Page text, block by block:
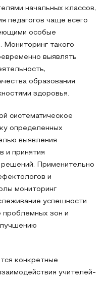
начальных классов,
педагогов чаще всего
особые
Мониторинг такого
выявлять
образования
здоровья.
систематическое
определенных
выявления
и принятия
решений. Применительно
и
мониторинг
успешности
проблемных зон и
конкретные
учителей-